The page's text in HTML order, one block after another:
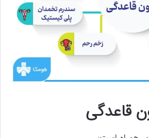
قاعدگی